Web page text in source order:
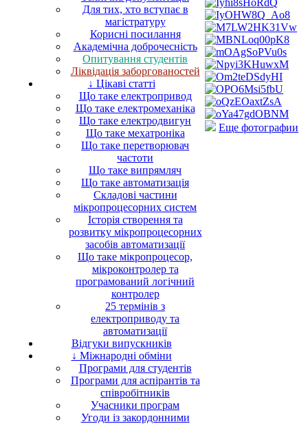
Для тих, хто вступає в
магістратуру
Корисні посилання
Академічна доброчесність
Опитування студентів
Ліквідація заборгованостей
↓ Цікаві статті
Що таке електропривод
Що таке електромеханіка
Що таке електродвигун
Що таке мехатроніка
Що таке перетворювач
частоти
Що таке випрямляч
Що таке автоматизація
Складові частини
мікропроцесорних систем
Історія створення та
розвитку мікропроцесорних
засобів автоматизації
Що таке мікропроцесор,
мікроконтролер та
програмований логічний
контролер
25 термінів з
електроприводу та
автоматизації
Відгуки випускників
↓ Міжнародні обміни
Програми для студентів
Програми для аспірантів та
співробітників
Учасники програм
Угоди із закордонними
Еще фотографии